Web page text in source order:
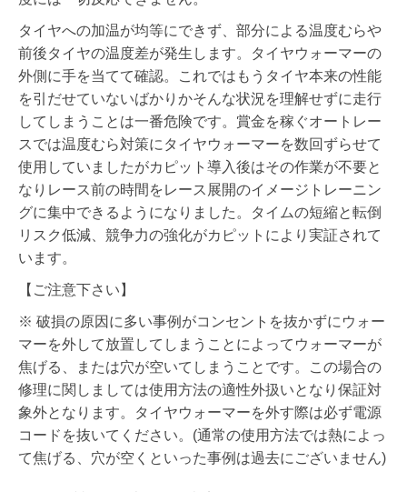
タイヤへの加温が均等にできず、部分による温度むらや
前後タイヤの温度差が発生します。タイヤウォーマーの
外側に手を当てて確認。これではもうタイヤ本来の性能
を引だせていないばかりかそんな状況を理解せずに走行
してしまうことは一番危険です。賞金を稼ぐオートレー
スでは温度むら対策にタイヤウォーマーを数回ずらせて
使用していましたがカピット導入後はその作業が不要と
なりレース前の時間をレース展開のイメージトレーニン
グに集中できるようになりました。タイムの短縮と転倒
リスク低減、競争力の強化がカピットにより実証されて
います。
【ご注意下さい】
※ 破損の原因に多い事例がコンセントを抜かずにウォー
マーを外して放置してしまうことによってウォーマーが
焦げる、または穴が空いてしまうことです。この場合の
修理に関しましては使用方法の適性外扱いとなり保証対
象外となります。タイヤウォーマーを外す際は必ず電源
コードを抜いてください。(通常の使用方法では熱によっ
て焦げる、穴が空くといった事例は過去にございません)